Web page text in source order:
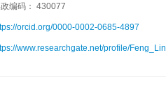
编码： 430077
orcid.org/0000-0002-0685-4897
www.researchgate.net/profile/